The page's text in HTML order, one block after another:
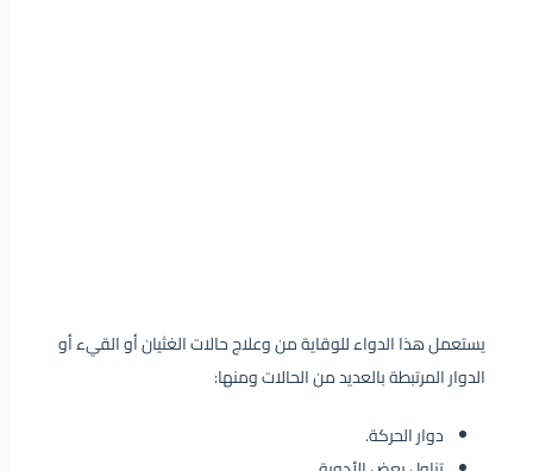
يستعمل هذا الدواء للوقاية من وعلاج حالات الغثيان أو القيء أو
الدوار المرتبطة بالعديد من الحالات ومنها:
دوار الحركة.